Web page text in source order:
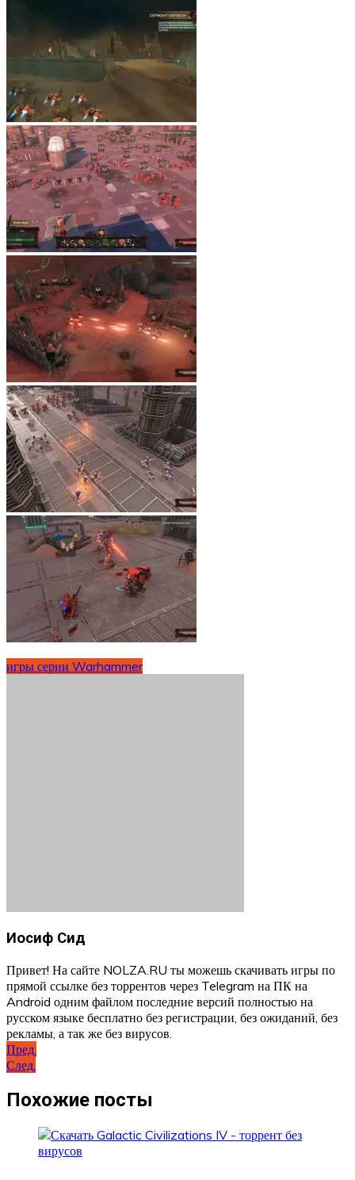
игры серии Warhammer
Иосиф Сид
Привет! На сайте NOLZA.RU ты можешь скачивать игры по
прямой ссылке без торрентов через Telegram на ПК на
Android одним файлом последние версий полностью на
русском языке бесплатно без регистрации, без ожиданий, без
рекламы, а так же без вирусов.
Навигация
по
записям
Пред.
След.
Похожие посты